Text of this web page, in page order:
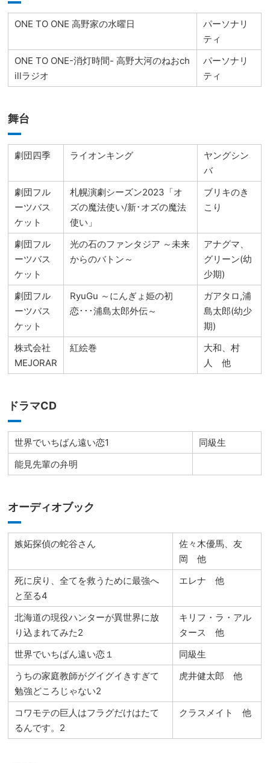
ONE TO ONE 高野家の水曜日
パーソナリ
ティ
ONE TO ONE-消灯時間- 高野大河のねおch
illラジオ
パーソナリ
ティ
舞台
劇団四季 ライオンキング
ヤングシン
バ
劇団フル
ーツバス
ケット
札幌演劇シーズン2023「オ
ズの魔法使い/新･オズの魔法
使い」
ブリキのき
こり
劇団フル
ーツバス
ケット
光の石のファンタジア ～未来
からのバトン～
アナグマ、
グリーン(幼
少期)
劇団フル
ーツバス
ケット
RyuGu ～にんぎょ姫の初
恋･･･浦島太郎外伝～
ガアタロ,浦
島太郎(幼少
期)
株式会社
MEJORAR
紅絵巻
大和、村
人 他
ドラマCD
世界でいちばん遠い恋1
同級生
能見先輩の弁明
オーディオブック
嫉妬探偵の蛇谷さん
佐々木優馬、友
岡 他
死に戻り、全てを救うために最強へ
と至る4
エレナ 他
北海道の現役ハンターが異世界に放
り込まれてみた2
キリフ・ラ・アル
タース 他
世界でいちばん遠い恋１
同級生
うちの家庭教師がグイグイきすぎて
勉強どころじゃない2
虎井健太郎 他
コワモテの巨人はフラグだけはたて
るんです。2
クラスメイト 他